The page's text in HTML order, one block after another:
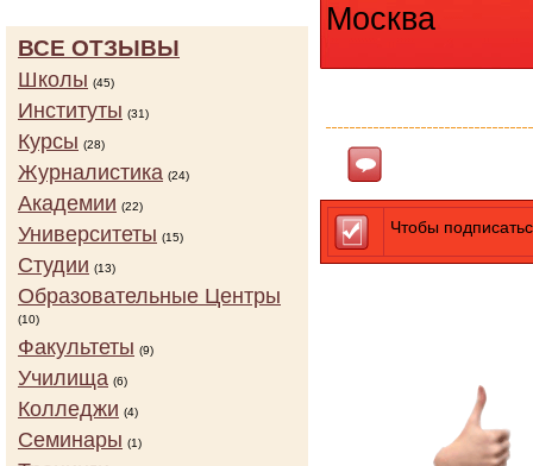
Москва
Чтобы
ВСЕ ОТЗЫВЫ
Школы (45)
Институты (31)
Курсы (28)
Журналистика (24)
Академии (22)
Университеты (15)
Студии (13)
Образовательные Центры
(10)
Факультеты (9)
Училища (6)
Колледжи (4)
Семинары (1)